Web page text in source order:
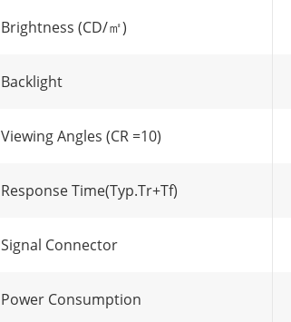
Brightness (CD/㎡)
Backlight
Viewing Angles (CR =10)
Response Time(Typ.Tr+Tf)
Signal Connector
Power Consumption